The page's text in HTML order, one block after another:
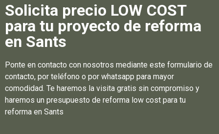
Solicita precio LOW COST
para tu proyecto de reforma
en Sants
Ponte en contacto con nosotros mediante este formulario de
contacto, por teléfono o por whatsapp para mayor
comodidad. Te haremos la visita gratis sin compromiso y
haremos un presupuesto de reforma low cost para tu
reforma en Sants